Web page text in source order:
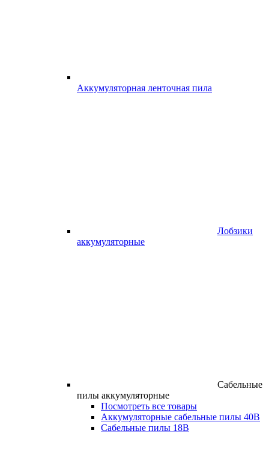
Аккумуляторная ленточная пила
Лобзики
аккумуляторные
Сабельные
пилы аккумуляторные
Посмотреть все товары
Аккумуляторные сабельные пилы 40В
Сабельные пилы 18В